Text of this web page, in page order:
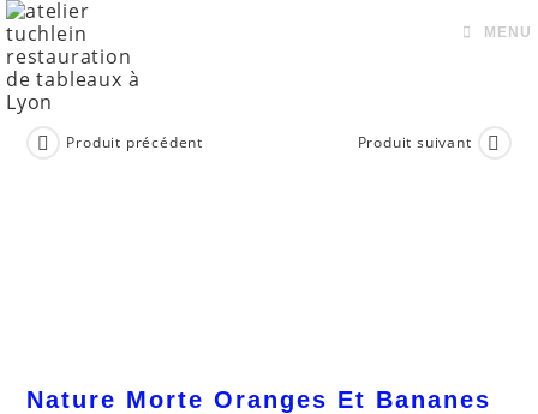
Skip
to
content
MENU
Produit précédent Produit suivant
Nature Morte Oranges Et Bananes